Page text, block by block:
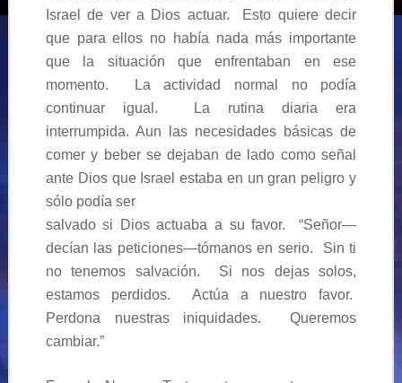
Israel de ver a Dios actuar. Esto quiere decir
que para ellos no había nada más importante
que la situación que enfrentaban en ese
momento. La actividad normal no podía
continuar igual. La rutina diaria era
interrumpida. Aun las necesidades básicas de
comer y beber se dejaban de lado como señal
ante Dios que Israel estaba en un gran peligro y
sólo podía ser
salvado si Dios actuaba a su favor. “Señor—
decían las peticiones—tómanos en serio. Sin ti
no tenemos salvación. Si nos dejas solos,
estamos perdidos. Actúa a nuestro favor.
Perdona nuestras iniquidades. Queremos
cambiar.”